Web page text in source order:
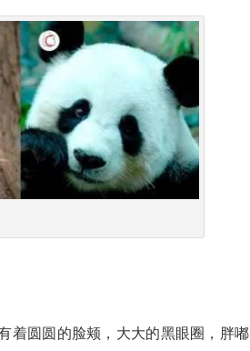
着圆圆的脸颊，大大的黑眼圈，胖嘟